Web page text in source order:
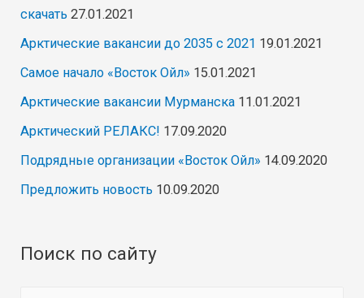
скачать 27.01.2021
Арктические вакансии до 2035 с 2021 19.01.2021
Самое начало «Восток Ойл» 15.01.2021
Арктические вакансии Мурманска 11.01.2021
Арктический РЕЛАКС! 17.09.2020
Подрядные организации «Восток Ойл» 14.09.2020
Предложить новость 10.09.2020
Поиск по сайту